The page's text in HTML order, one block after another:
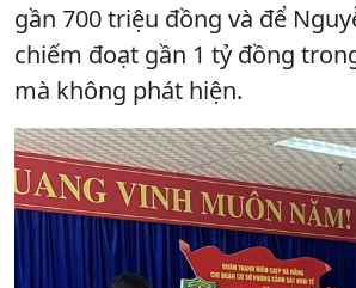
gần 700 triệu đồng và để
chiếm đoạt gần 1 tỷ đồng
mà không phát hiện.